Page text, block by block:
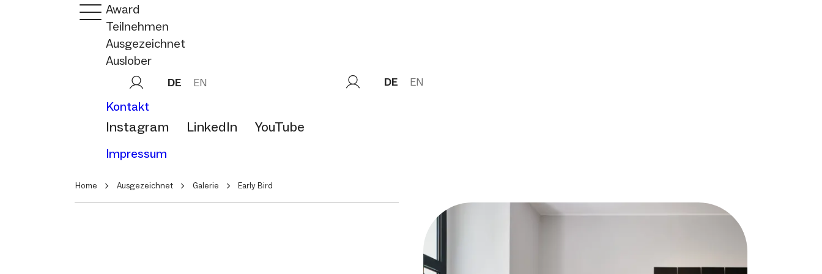
Award
Teilnehmen
Ausgezeichnet
Auslober
DE EN
Kontakt
Instagram LinkedIn YouTube
Impressum
DE EN
Home Ausgezeichnet Galerie Early Bird